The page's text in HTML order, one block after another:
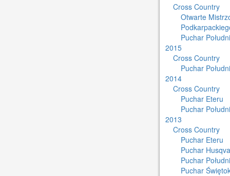
Cross Country
Otwarte
Puchar
2015
Cross Country
Puchar
2014
Cross Country
Puchar Eteru
Puchar
2013
Cross Country
Puchar Eteru
Puchar
Puchar
Puchar